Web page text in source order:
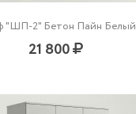
"ШП-2" Бетон Пайн Белый
21 800